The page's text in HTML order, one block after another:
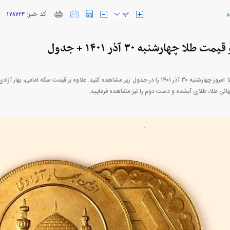
کد خبر:۱۷۸۷۲۳
چهارشنبه ۳۰ آذر ۱۴۰۱ + جدول
قیمت سکه و قیمت طلا امروز چهارشنبه ۳۰ آذر ۱۴۰۱ را در جدول زیر مشاهده کنید. علاوه بر قیمت
طلا، طلای آبشده و دست دوم را نیز مشاهده فرمایید.